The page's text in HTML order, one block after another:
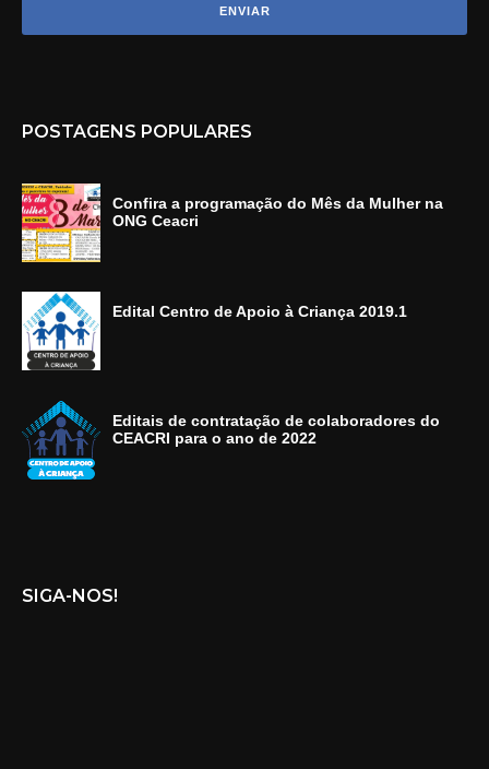
POSTAGENS POPULARES
Confira a programação do Mês da Mulher na
ONG Ceacri
Edital Centro de Apoio à Criança 2019.1
Editais de contratação de colaboradores do
CEACRI para o ano de 2022
SIGA-NOS!